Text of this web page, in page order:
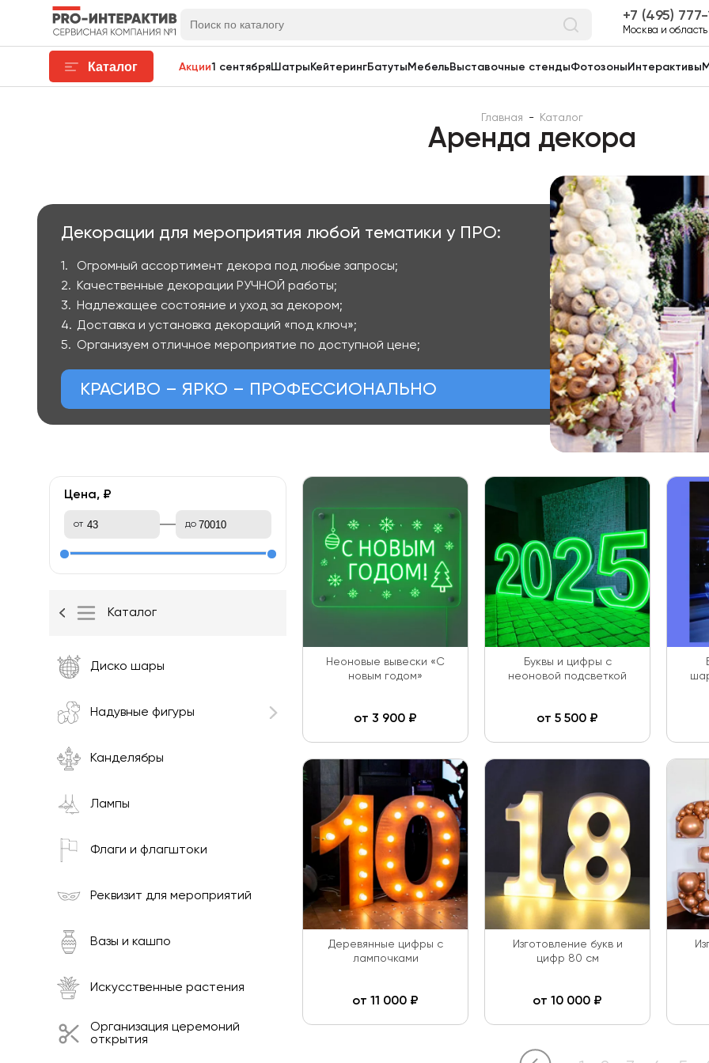
7 (495)
Москва и область
Каталог Акции1 сентябряШатры КейтерингБатуты МебельВыставочные стендыФотозоны Интерактивы
Главная - Каталог
Аренда декора
Декорации для мероприятия любой тематики у ПРО:
Огромный ассортимент декора под любые запросы;
Качественные декорации РУЧНОЙ работы;
Надлежащее состояние и уход за декором;
Доставка и установка декораций «под ключ»;
Организуем отличное мероприятие по доступной цене;
КРАСИВО – ЯРКО – ПРОФЕССИОНАЛЬНО
Цена, ₽
от до
Каталог
Диско шары
Надувные фигуры
Канделябры
Лампы
Флаги и флагштоки
Реквизит для мероприятий
Вазы и кашпо
Искусственные растения
Организация церемоний
открытия
Неоновые вывески «С
новым годом»
от 3 900 ₽
Буквы и цифры с
неоновой подсветкой
от 5 500 ₽
Деревянные цифры с
лампочками
от 11 000 ₽
Изготовление букв и
цифр 80 см
от 10 000 ₽